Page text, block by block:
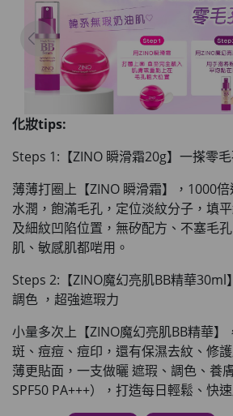
化妝tips:
Steps 1:【ZINO 瞬滑霜20g】一搽零
薄薄打圈上【ZINO 瞬滑霜】，1000
水潤，飽滿毛孔 ，定位淡紋分子，填
及細紋凹陷位置 ，無矽配方、不塞毛
肌、敏感肌都啱用。
Steps 2:【ZINO魔幻亮肌BB精華30ml
調色 ，超強遮瑕力
小量多次上【ZINO魔幻亮肌BB精華】
斑、痘痘、痘印，還有保濕去紋、修護
薄更貼面 ，一支做曬 遮瑕、調色、養
SPF50 PA+++），打造每日輕鬆、快